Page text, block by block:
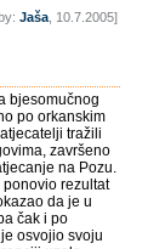
Jaša, 10.7.2005]
bjesomučnog
po orkanskim
tražili
završeno
na Pozu.
rezultat
da je u
čak i po
osvojio svoju